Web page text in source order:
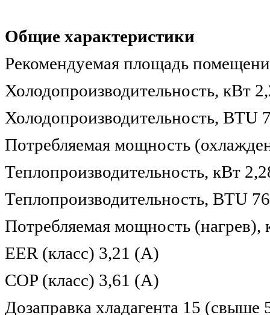
Общие характеристики
Рекомендуемая площадь
Холодопроизводительность, кВт
Холодопроизводительность, BTU
Потребляемая мощность
Теплопроизводительность, кВт
Теплопроизводительность, BTU
Потребляемая мощность (нагрев),
EER (класс) 3,21 (A)
COP (класс) 3,61 (A)
Дозаправка хладагента 15 (свыше